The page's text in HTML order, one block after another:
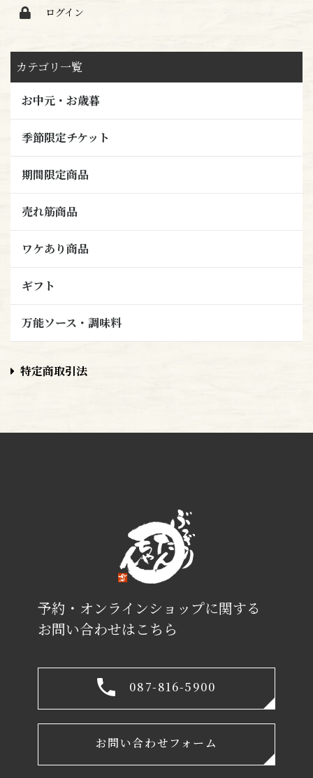
ログイン
カテゴリ一覧
お中元・お歳暮
季節限定チケット
期間限定商品
売れ筋商品
ワケあり商品
ギフト
万能ソース・調味料
特定商取引法
予約・オンラインショップに関する
お問い合わせはこちら
087-816-5900
お問い合わせフォーム